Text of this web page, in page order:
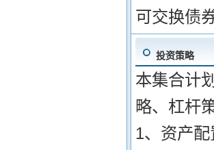
可交换债券
投资策略
本集合计
略、杠杆
1、资产